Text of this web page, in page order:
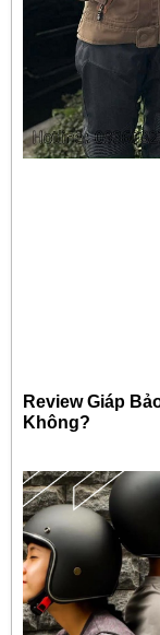
Review Giáp
Không?